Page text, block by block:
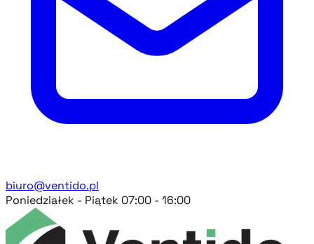
biuro@ventido.pl
Poniedziałek - Piątek 07:00 - 16:00